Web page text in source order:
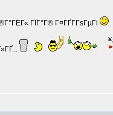
ГЇГ°Г® Г¤ГҐГ­ГѕГµГі